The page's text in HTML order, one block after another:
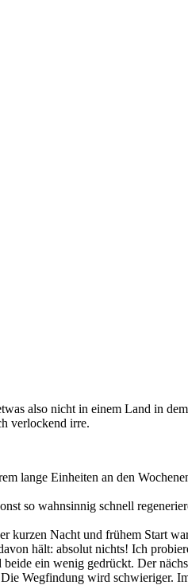
also nicht in einem Land in
verlockend irre.
lange Einheiten an den
so wahnsinnig schnell
kurzen Nacht und frühem Start
hält: absolut nichts! Ich
ein wenig gedrückt. Der
Wegfindung wird schwieriger.